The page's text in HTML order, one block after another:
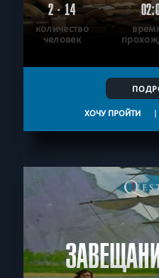
2 - 14
количество
человек
ХОЧУ ПРОЙТИ |